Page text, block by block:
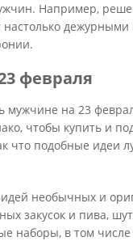
Например,
февраля
мужчине на 23
чтобы купить и
что подобные идеи
необычных и
закусок и пива,
наборы, в том числе